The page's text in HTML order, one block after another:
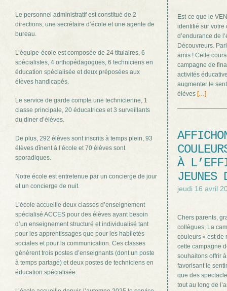
Le personnel administratif est constitué de 2
directions, une secrétaire d’école et une agente de
bureau.
L’équipe-école est composée de 24 titulaires, 6
spécialistes, 4 orthopédagogues, 6 techniciens en
éducation spécialisée et deux préposées aux
élèves handicapés.
Le service de garde compte une technicienne, 1
classe principale, 20 éducatrices et 3 surveillants
du diner d’élèves.
De plus, 292 élèves sont inscrits à temps plein, 93
élèves dînent à l’école et 70 élèves sont
sporadiques.
Notre école est entretenue par un concierge de jour
et un concierge de nuit.
L’école accueille deux classes d’enseignement
spécialisé ACCES pour des élèves ayant besoin
d’un enseignement structuré et individualisé tant
pour les apprentissages que pour les habiletés
sociales et pour la communication. Ces classes
génèrent trois postes d’enseignants (dont un poste
à temps partagé) et deux postes de techniciens en
éducation spécialisée.
Est-ce que le
identifié sur votre
d’endurance de
Découvreurs.
amis ! Cette
campagne de
activités
augmenter le
élèves […]
À
JEUNES
jeudi 16 avril
Chers parents,
collègues, La
couleurs » est de
cette campagne
souhaitons offrir
favorisant le
que des
tout au long de